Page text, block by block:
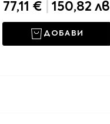
77,11 € 150,82 лв
ДОБАВИ